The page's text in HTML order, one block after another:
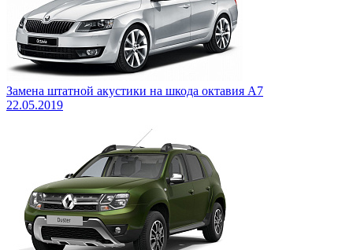
Замена штатной акустики на шкода октавия А7
22.05.2019